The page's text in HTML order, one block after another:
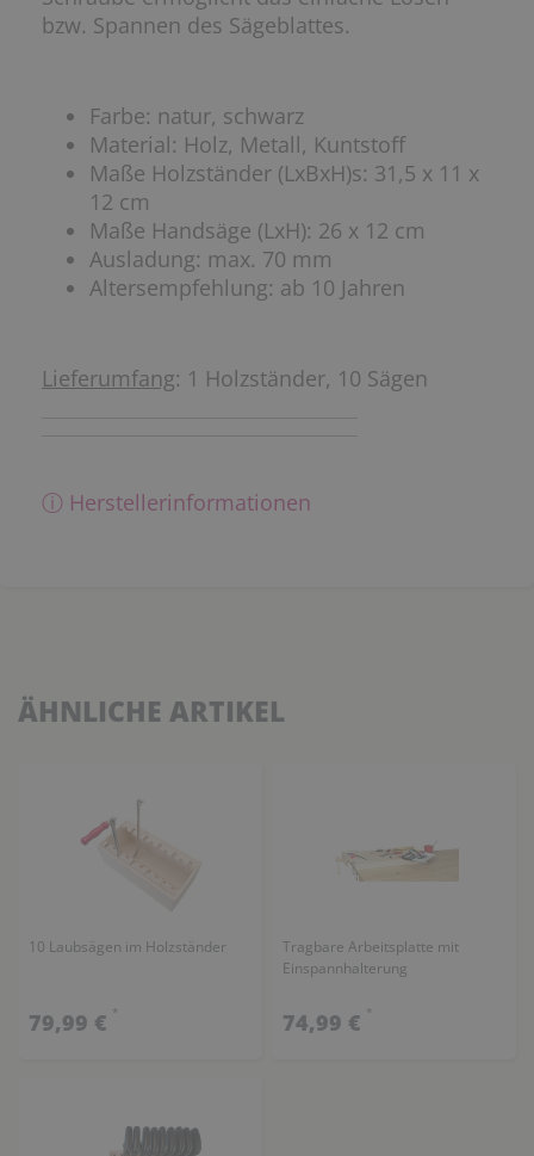
bzw. Spannen des Sägeblattes.
Farbe: natur, schwarz
Material: Holz, Metall, Kuntstoff
Maße Holzständer (LxBxH)s: 31,5 x 11 x
12 cm
Maße Handsäge (LxH): 26 x 12 cm
Ausladung: max. 70 mm
Altersempfehlung: ab 10 Jahren
Lieferumfang: 1 Holzständer, 10 Sägen
ⓘ Herstellerinformationen
ÄHNLICHE ARTIKEL
10 Laubsägen im Holzständer
79,99 € *
Tragbare Arbeitsplatte mit
Einspannhalterung
74,99 € *